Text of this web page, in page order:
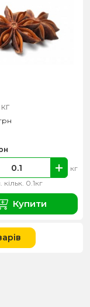
кільк. 0.1кг
кг
Купити